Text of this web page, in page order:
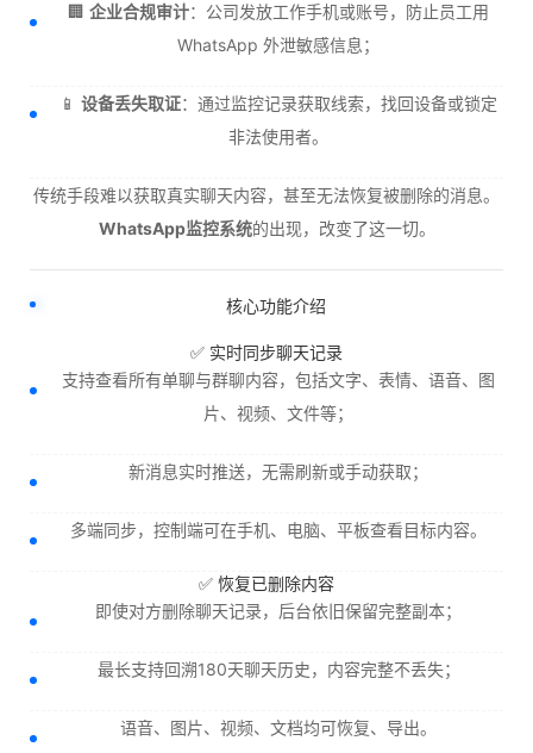
🏢 企业合规审计：公司发放工作手机或账号，防止员工用
WhatsApp 外泄敏感信息；
📱 设备丢失取证：通过监控记录获取线索，找回设备或锁定
非法使用者。
传统手段难以获取真实聊天内容，甚至无法恢复被删除的消息。
WhatsApp监控系统的出现，改变了这一切。
核心功能介绍
✅ 实时同步聊天记录
支持查看所有单聊与群聊内容，包括文字、表情、语音、图
片、视频、文件等；
新消息实时推送，无需刷新或手动获取；
多端同步，控制端可在手机、电脑、平板查看目标内容。
✅ 恢复已删除内容
即使对方删除聊天记录，后台依旧保留完整副本；
最长支持回溯180天聊天历史，内容完整不丢失；
语音、图片、视频、文档均可恢复、导出。